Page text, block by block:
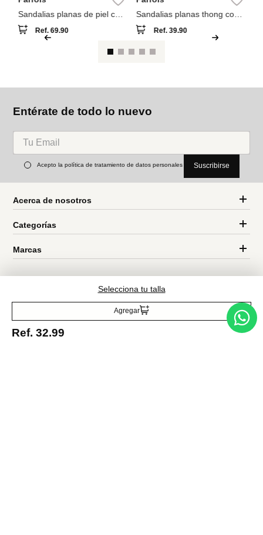
Selecciona tu talla
Agregar
Ref. 32.99
Parfois
Sandalias planas de piel con
tira cruzada
Ref.69.90
Sandalias planas thong con
tiras
Ref.39.90
Entérate de todo lo nuevo
Acepto la política de tratamiento de datos personales Suscribirse
Acerca de nosotros